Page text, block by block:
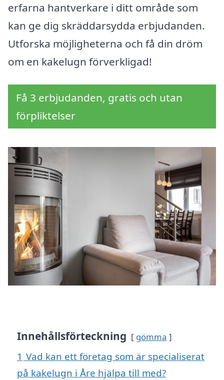
erfarna hantverkare i ditt område som
kan ge dig skräddarsydda erbjudanden.
Utforska möjligheterna och få din dröm
om en kakelugn förverkligad!
Få 3 erbjudanden, gratis och utan
förpliktelser
Innehållsförteckning gömma
1 Vad kan ett företag som är specialiserat
på kakelugn i Åre hjälpa till med?